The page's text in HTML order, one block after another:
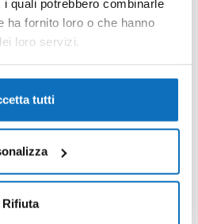
quali potrebbero combinarle
ha fornito loro o che hanno
loro servizi.
tutti
Rifiuta